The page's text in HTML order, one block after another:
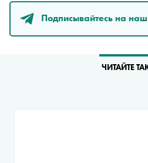
Подписывайтесь на
ЧИТАЙТЕ